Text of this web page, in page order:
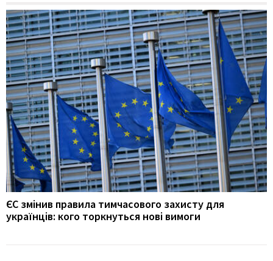
ЄС змінив правила тимчасового захисту для
українців: кого торкнуться нові вимоги